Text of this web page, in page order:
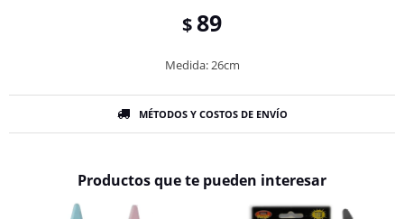
$ 89
Medida: 26cm
MÉTODOS Y COSTOS DE ENVÍO
Productos que te pueden interesar